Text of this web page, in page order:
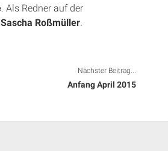
. Als Redner auf der
Sascha Roßmüller.
Nächster Beitrag...
Anfang April 2015